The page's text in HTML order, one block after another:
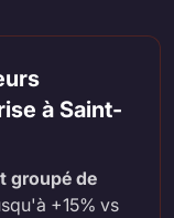
à Saint-
groupé de
+15% vs